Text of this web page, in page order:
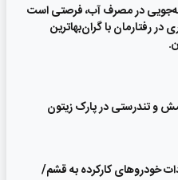
در مصرف آب، فرصتی است
در رفتارمان با گران‌بهاترین
و تندرستی در پارک زیتون
خودروهای کارکرده به قشم/